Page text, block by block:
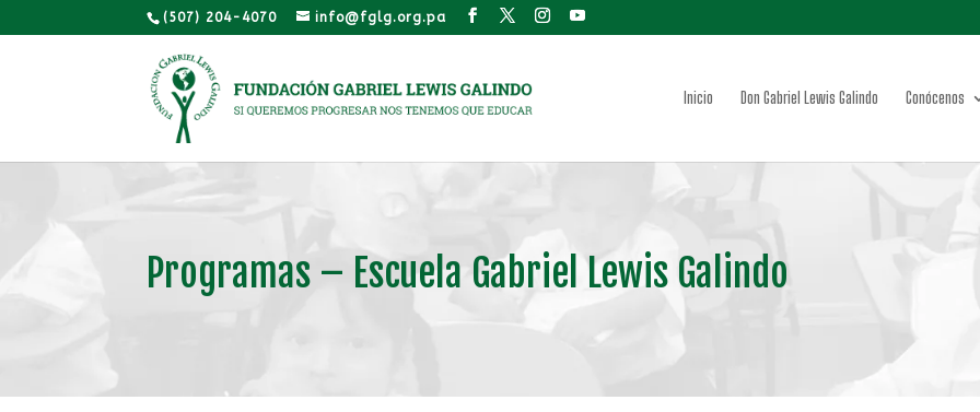
(507) 204-4070 info@fglg.org.pa
Inicio Don Gabriel Lewis Galindo Conócenos
Programas – Escuela Gabriel Lewis Galindo